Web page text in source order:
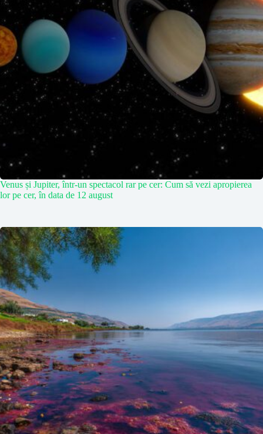
Venus și Jupiter, într-un spectacol rar pe cer: Cum să vezi apropierea
lor pe cer, în data de 12 august